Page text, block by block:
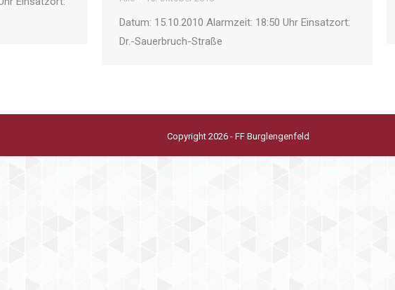
Datum: 15.10.2010 Alarmzeit: 18:50 Uhr Einsatzort:
Dr.-Sauerbruch-Straße
Copyright 2026 - FF Burglengenfeld